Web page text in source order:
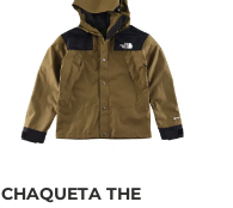
CHAQUETA THE